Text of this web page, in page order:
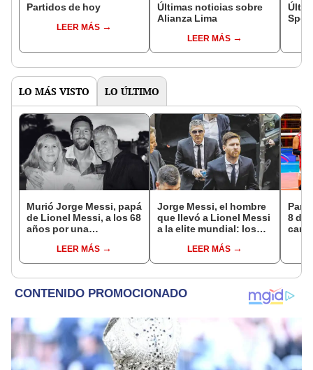
Partidos de hoy
LEER MÁS
Últimas noticias sobre
Alianza Lima
LEER MÁS
LO MÁS VISTO LO ÚLTIMO
Murió Jorge Messi, papá
de Lionel Messi, a los 68
años por una
LEER MÁS
Jorge Messi, el hombre
que llevó a Lionel Messi
a la elite mundial: los
carrera de su hijo
LEER MÁS
8 de